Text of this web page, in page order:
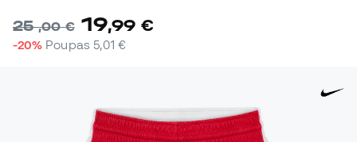
25,00 € 19,99 €
-20% Poupas 5,01 €